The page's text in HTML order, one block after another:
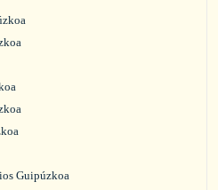
Guipúzkoa